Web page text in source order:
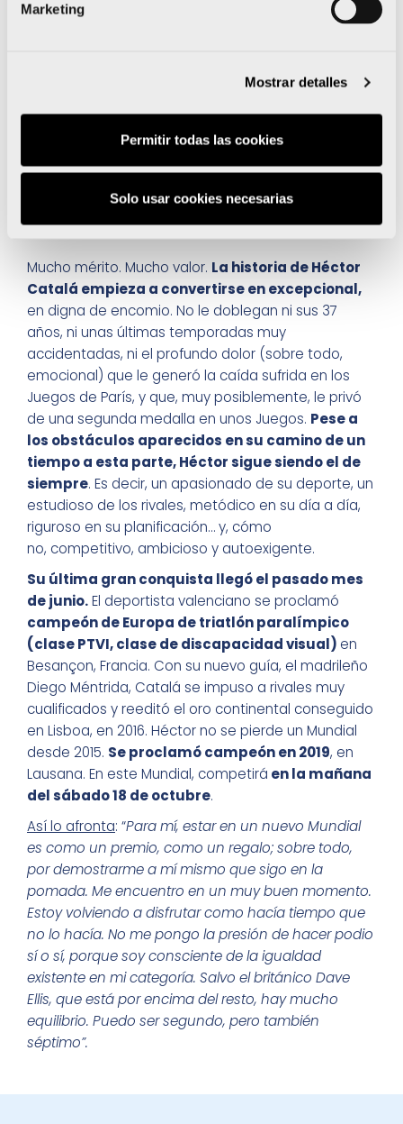
Marketing
Mostrar detalles
Permitir todas las cookies
Solo usar cookies necesarias
Mucho mérito. Mucho valor. La historia de Héctor
Catalá empieza a convertirse en excepcional,
en digna de encomio. No le doblegan ni sus 37
años, ni unas últimas temporadas muy
accidentadas, ni el profundo dolor (sobre todo,
emocional) que le generó la caída sufrida en los
Juegos de París, y que, muy posiblemente, le privó
de una segunda medalla en unos Juegos. Pese a
los obstáculos aparecidos en su camino de un
tiempo a esta parte, Héctor sigue siendo el de
siempre. Es decir, un apasionado de su deporte, un
estudioso de los rivales, metódico en su día a día,
riguroso en su planificación… y, cómo
no, competitivo, ambicioso y autoexigente.
Su última gran conquista llegó el pasado mes
de junio.El deportista valenciano se proclamó
campeón de Europa de triatlón paralímpico
(clase PTVI, clase de discapacidad visual) en
Besançon, Francia. Con su nuevo guía, el madrileño
Diego Méntrida, Catalá se impuso a rivales muy
cualificados y reeditó el oro continental conseguido
en Lisboa, en 2016. Héctor no se pierde un Mundial
desde 2015. Se proclamó campeón en 2019, en
Lausana. En este Mundial, competirá en la mañana
del sábado 18 de octubre.
Así lo afronta: “Para mí, estar en un nuevo Mundial
es como un premio, como un regalo; sobre todo,
por demostrarme a mí mismo que sigo en la
pomada. Me encuentro en un muy buen momento.
Estoy volviendo a disfrutar como hacía tiempo que
no lo hacía. No me pongo la presión de hacer podio
sí o sí, porque soy consciente de la igualdad
existente en mi categoría. Salvo el británico Dave
Ellis, que está por encima del resto, hay mucho
equilibrio. Puedo ser segundo, pero también
séptimo”.